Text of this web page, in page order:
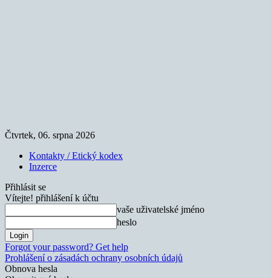
Čtvrtek, 06. srpna 2026
Kontakty / Etický kodex
Inzerce
Přihlásit se
Vítejte! přihlášení k účtu
vaše uživatelské jméno
heslo
Forgot your password? Get help
Prohlášení o zásadách ochrany osobních údajů
Obnova hesla